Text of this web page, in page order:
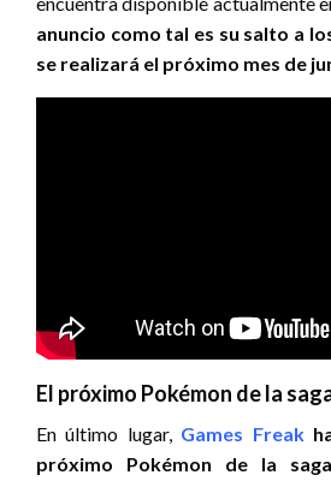
anuncio como tal es su salto a
se realizará el próximo mes de
El próximo Pokémon de la
En último lugar, Games Freak
próximo Pokémon de la